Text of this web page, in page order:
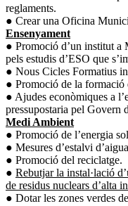
reglaments.
● Crear una Oficina
Ensenyament
● Promoció d’un institut a
pels estudis d’ESO que
● Nous Cicles Formatius
● Promoció de la formació
● Ajudes econòmiques a
pressupostaria pel Govern
Medi Ambient
● Promoció de l’energia
● Mesures d’estalvi
● Promoció del reciclatge.
● Rebutjar la instal·lació
de residus nuclears d’alta
● Dotar les zones verdes